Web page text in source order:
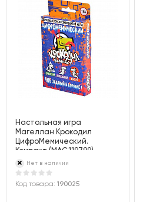
Настольная игра
Магеллан Крокодил
ЦифроМемический.
Компакт (MAG119799)
Нет в наличии
Код товара: 190025